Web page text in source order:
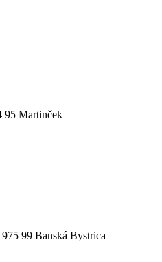
95 Martinček
975 99 Banská Bystrica